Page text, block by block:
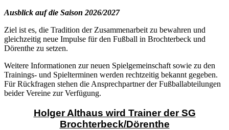
Ausblick auf die Saison 2026/2027
Ziel ist es, die Tradition der Zusammenarbeit zu bewahren und
gleichzeitig neue Impulse für den Fußball in Brochterbeck und
Dörenthe zu setzen.
Weitere Informationen zur neuen Spielgemeinschaft sowie zu den
Trainings- und Spielterminen werden rechtzeitig bekannt gegeben.
Für Rückfragen stehen die Ansprechpartner der Fußballabteilungen
beider Vereine zur Verfügung.
Holger Althaus wird Trainer der SG
Brochterbeck/Dörenthe